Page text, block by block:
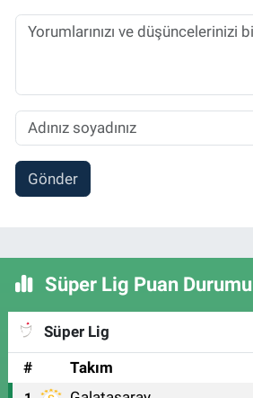
Gönder
Süper Lig Puan Durumu
Süper Lig
#
Takım